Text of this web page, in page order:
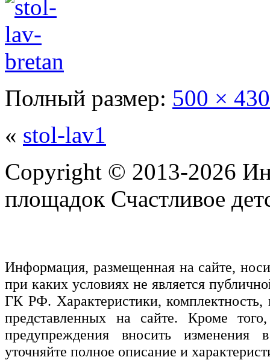
Полный размер: 500 × 430
« stol-lav1
Copyright © 2013-2026
площадок Счастливое
Информация, размещенная на сайте,
при каких условиях не является
ГК РФ. Характеристики,
представленных на сайте. Кроме
предупреждения вносить изменения
уточняйте полное описание и